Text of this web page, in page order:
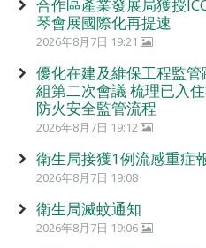
合作區產業發展局獲授
琴會展國際化再提速
2026年8月7日 19:21
優化在建及維保工程監
組第二次會議 梳理已入
防火安全監管流程
2026年8月7日 19:12
衛生局接獲1例流感重症
2026年8月7日 19:08
衛生局滅蚊通知
2026年8月7日 19:06